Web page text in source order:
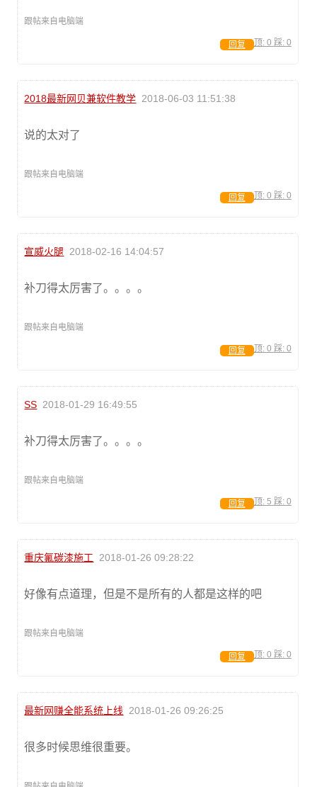
跟帖来自电脑端
顶: 0 踩: 0
回复
2018最新网贝兼软件教学 2018-06-03 11:51:38
说的太对了
跟帖来自电脑端
顶: 0 踩: 0
回复
宣威火腿 2018-02-16 14:04:57
补刀得太厉害了。。。。
跟帖来自电脑端
顶: 0 踩: 0
回复
SS 2018-01-29 16:49:55
补刀得太厉害了。。。。
跟帖来自电脑端
顶: 5 踩: 0
回复
重庆氟碳漆施工 2018-01-26 09:28:22
好像有点道理，但是不是所有的人都是这样的吧
跟帖来自电脑端
顶: 0 踩: 0
回复
最新网赚全能系统上线 2018-01-26 09:26:25
很多时候思维很重要。